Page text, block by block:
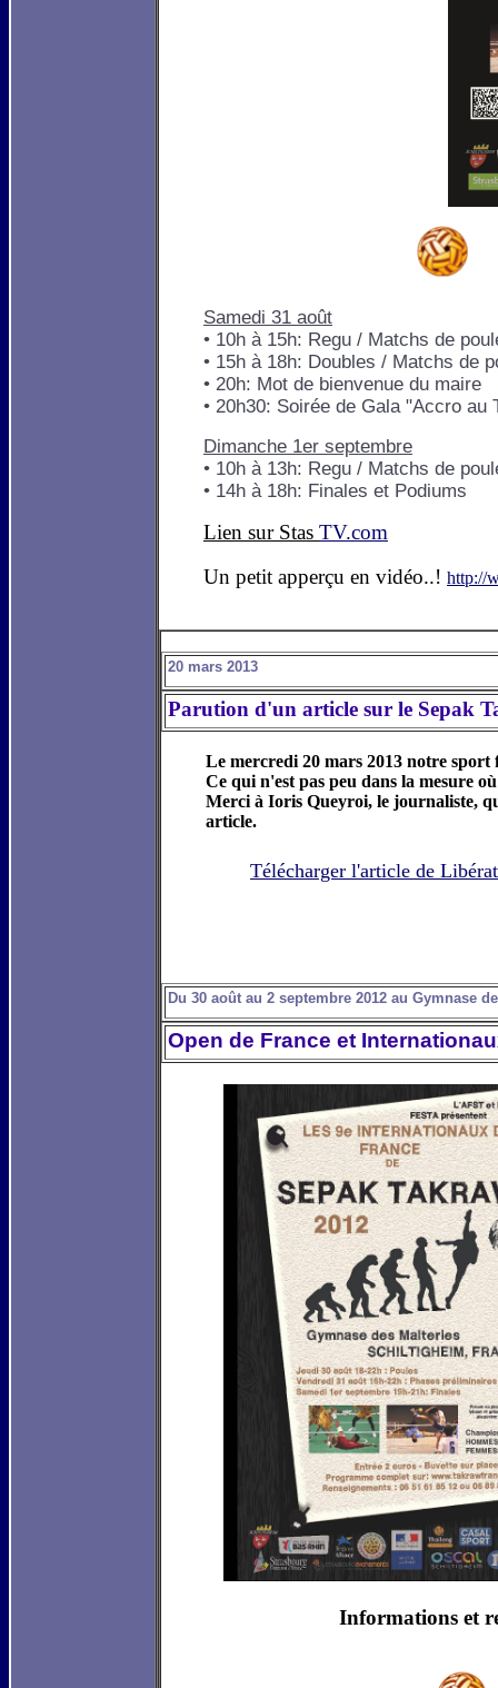
Samedi 31 août
• 10h à 15h: Regu / Matchs de
• 15h à 18h: Doubles / Matchs de
• 20h: Mot de bienvenue du maire
• 20h30: Soirée de Gala "Accro au
Dimanche 1er septembre
• 10h à 13h: Regu / Matchs de
• 14h à 18h: Finales et Podiums
Lien sur Stas TV.com
Un petit apperçu en vidéo..! http://
20 mars 2013
Parution d'un article sur le Sepak
Le mercredi 20 mars 2013 notre
Ce qui n'est pas peu dans la mesure
Merci à Ioris Queyroi, le journaliste,
article.
Télécharger l'article de
Du 30 août au 2 septembre 2012 au Gymnase
Open de France et
Informations et